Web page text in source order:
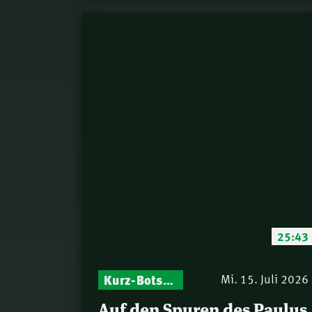
25:43
Kurz-Botschaften – Biblische Impulse mit Zukunft im Blick Mi. 15. Juli 2026